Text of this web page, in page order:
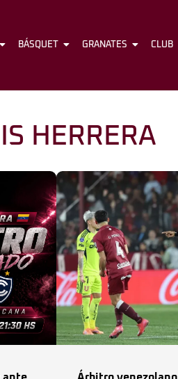
FÚTBOL BÁSQUET
BÁSQUET GRANATES CLUB
HERRERA